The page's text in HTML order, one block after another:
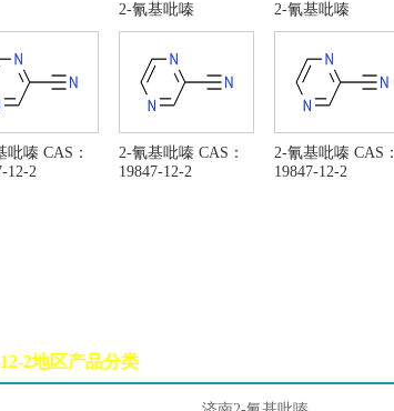
2-氰基吡嗪 2-氰基吡嗪
吡嗪 CAS：
12-2
2-氰基吡嗪 CAS：
19847-12-2
2-氰基吡嗪 CAS：
19847-12-2
2地区产品分类